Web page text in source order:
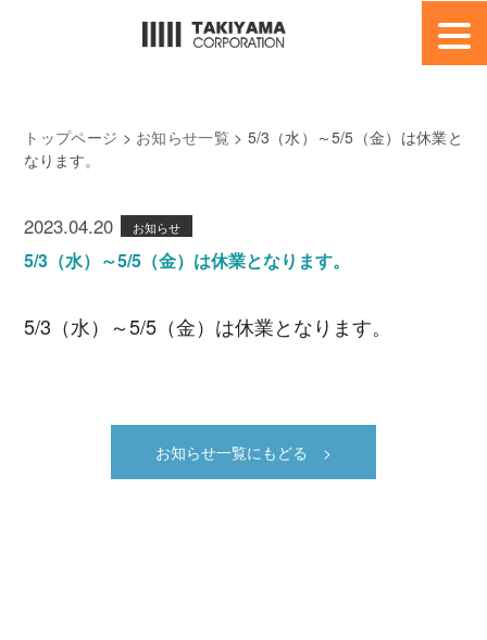
博多鳶
会社概要
トップページ > お知らせ一覧 > 5/3（水）～5/5（金）は休業と
なります。
2023.04.20 お知らせ
5/3（水）～5/5（金）は休業となります。
5/3（水）～5/5（金）は休業となります。
お知らせ一覧にもどる >